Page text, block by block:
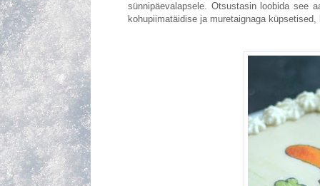
sünnipäevalapsele. Otsustasin loobida see
kohupiimatäidise ja muretaignaga